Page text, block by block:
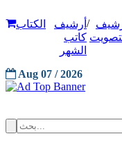
/ أرشيف
كاتب
الشهر
الكتاب
Aug 07 / 2026